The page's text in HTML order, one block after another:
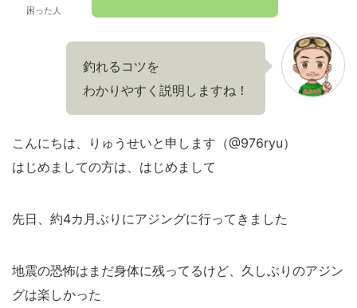
困った人
釣れるコツを
わかりやすく説明しますね！
こんにちは、りゅうせいと申します（@976ryu）
はじめましての方は、はじめまして
先日、約4カ月ぶりにアジングに行ってきました
地震の恐怖はまだ身体に残ってるけど、久しぶりのアジン
グは楽しかった